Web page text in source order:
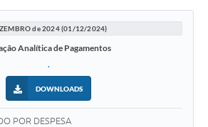
de 2024 (01/12/2024)
Analítica de Pagamentos
.
DOWNLOADS
POR DESPESA